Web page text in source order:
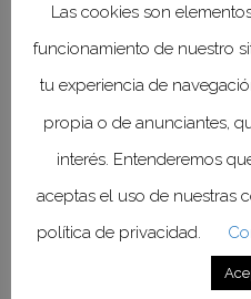
unidades de
magnética
al
cada millón de
Las cookies son
funcionamiento de nuestro
tu experiencia de
propia o de anunciantes,
interés. Entenderemos
aceptas el uso de nuestras
política de privacidad.